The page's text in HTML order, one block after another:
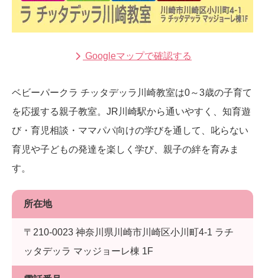
Googleマップで確認する
ベビーパークラ チッタデッラ川崎教室は0～3歳の子育て
を応援する親子教室。JR川崎駅から通いやすく、知育遊
び・育児相談・ママパパ向けの学びを通して、叱らない
育児や子どもの発達を楽しく学び、親子の絆を育みま
す。
所在地
〒210-0023 神奈川県川崎市川崎区小川町4-1 ラチ
ッタデッラ マッジョーレ棟 1F